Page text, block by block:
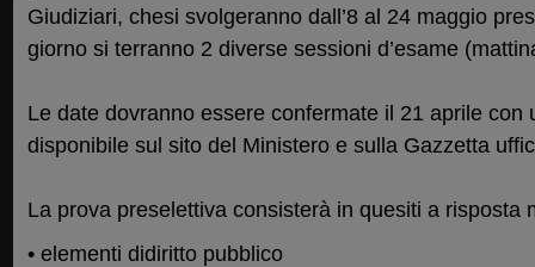
Giudiziari, chesi svolgeranno dall’8 al 24 maggio
giorno si terranno 2 diverse sessioni d’esame
Le date dovranno essere confermate il 21 aprile con
disponibile sul sito del Ministero e sulla Gazzetta
La prova preselettiva consisterà in quesiti a risposta
• elementi didiritto pubblico